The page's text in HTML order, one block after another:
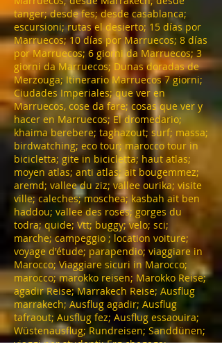
tanger; desde fes; desde casablanca;
escursioni; rutas el desierto; 15 días por
Marruecos; 10 días por Marruecos; 8 días
por Marruecos; 6 giorni da Marruecos; 3
giorni da Marruecos; Dunas doradas de
Merzouga; Itinerario Marruecos 7 giorni;
Ciudades Imperiales; que ver en
Marruecos, cose da fare; cosas que ver y
hacer en Marruecos; El dromedario;
khaima berebere; taghazout; surf; massa;
birdwatching; eco tour; marocco tour in
bicicletta; gite in bicicletta; haut atlas;
moyen atlas; anti atlas; ait bougemmez;
aremd; vallee du ziz; vallee ourika; visite
ville; caleches; moschea; kasbah ait ben
haddou; vallee des roses; gorges du
todra; quide; Vtt; buggy; velo; sci;
marche; campeggio ; location voiture;
voyage d'étude; parapendio; viaggiare in
Marocco; Viaggiare sicuri in Marocco;
marocco; marokko reisen; Marokko Reise;
agadir Reise; Marrakech Reise; Ausflug
marrakech; Ausflug agadir; Ausflug
tafraout; Ausflug fez; Ausflug essaouira;
Wüstenausflug; Rundreisen; Sanddünen;
viaggi per studenti; Erg chegaga;